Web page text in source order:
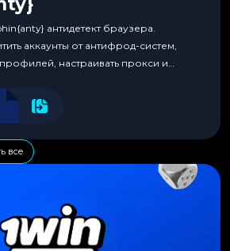
антидетект браузера.
аккаунты от антифрод-систем,
настраивать прокси и
все